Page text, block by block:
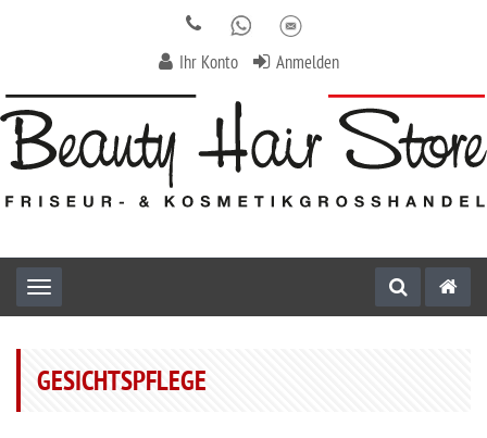
Ihr Konto Anmelden
Toggle navigation
GESICHTSPFLEGE